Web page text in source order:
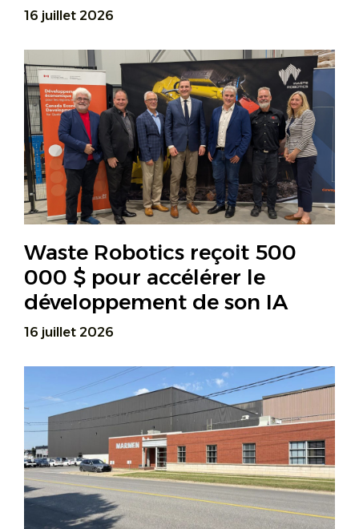
16 juillet 2026
Waste Robotics reçoit 500
000 $ pour accélérer le
développement de son IA
16 juillet 2026